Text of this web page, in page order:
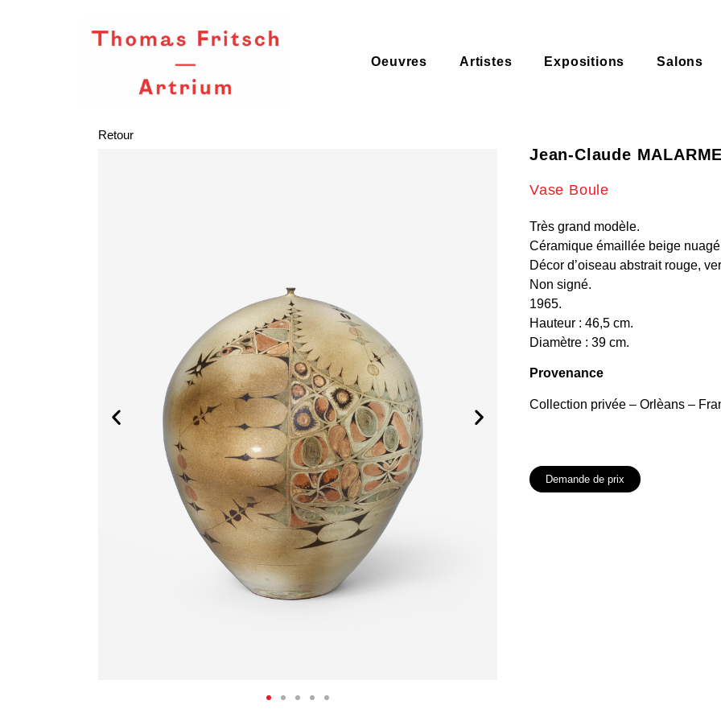
Oeuvres Artistes Expositions Salons
Retour
Jean-Claude
Vase Boule
Très grand modèle.
Céramique émaillée beige
Décor d’oiseau abstrait rouge,
Non signé.
1965.
Hauteur : 46,5 cm.
Diamètre : 39 cm.
Provenance
Collection privée – Orlèans –
Demande de prix